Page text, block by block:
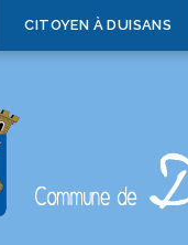
CITOYEN À DUISANS